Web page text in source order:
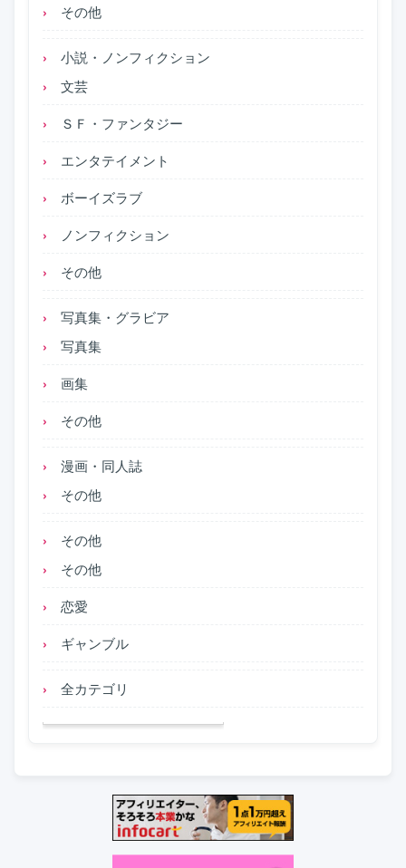
その他
小説・ノンフィクション
文芸
ＳＦ・ファンタジー
エンタテイメント
ボーイズラブ
ノンフィクション
その他
写真集・グラビア
写真集
画集
その他
漫画・同人誌
その他
その他
その他
恋愛
ギャンブル
全カテゴリ